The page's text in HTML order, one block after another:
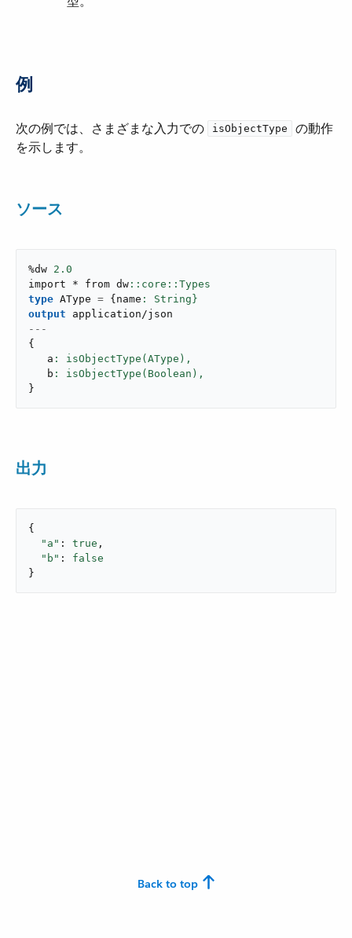
例
次の例では、さまざまな入力での ​ isObjectType
​ の動作
を示します。
ソース
%dw 2.0
import * from dw
type AType = { name : String}
output
application/json
---
{
   a
: isObjectType(AType),
   b
: isObjectType(Boolean),
}
出力
{
"a" : true ,
"b" : false
}
Back to top